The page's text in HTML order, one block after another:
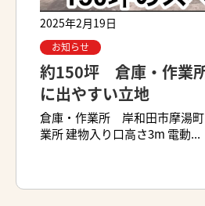
2025年2月19日
お知らせ
約150坪 倉庫・作業
に出やすい立地
倉庫・作業所 岸和田市摩湯町
業所 建物入り口高さ3m 電動...